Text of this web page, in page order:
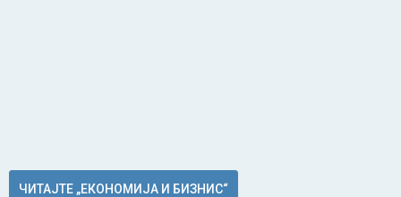
ЧИТАЈТЕ „ЕКОНОМИЈА И БИЗНИС“